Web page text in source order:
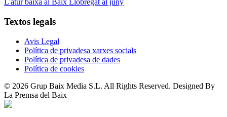
L'atur baixa al Baix Llobregat al juny
Textos legals
Avis Legal
Política de privadesa xarxes socials
Política de privadesa de dades
Política de cookies
© 2026 Grup Baix Media S.L. All Rights Reserved. Designed By
La Premsa del Baix